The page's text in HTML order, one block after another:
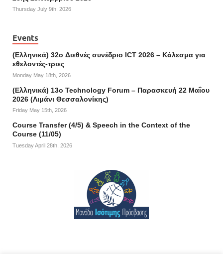
Thursday July 9th, 2026
Events
(Ελληνικά) 32o Διεθνές συνέδριο ICT 2026 – Κάλεσμα για
εθελοντές-τριες
Monday May 18th, 2026
(Ελληνικά) 13ο Technology Forum – Παρασκευή 22 Μαΐου
2026 (Λιμάνι Θεσσαλονίκης)
Friday May 15th, 2026
Course Transfer (4/5) & Speech in the Context of the
Course (11/05)
Tuesday April 28th, 2026